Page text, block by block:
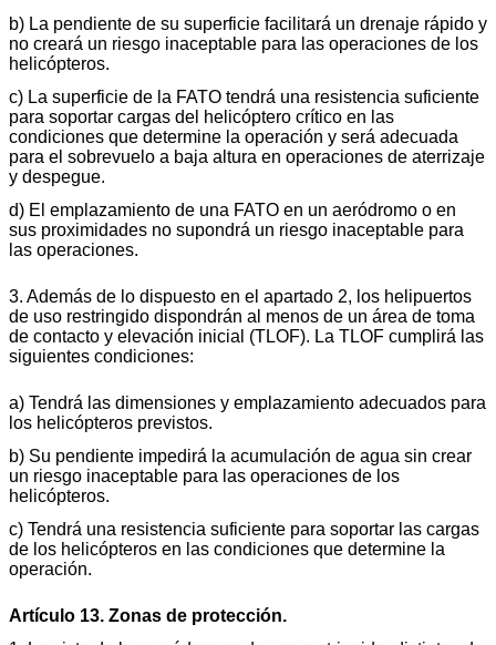
b) La pendiente de su superficie facilitará un drenaje rápido y
no creará un riesgo inaceptable para las operaciones de los
helicópteros.
c) La superficie de la FATO tendrá una resistencia suficiente
para soportar cargas del helicóptero crítico en las
condiciones que determine la operación y será adecuada
para el sobrevuelo a baja altura en operaciones de aterrizaje
y despegue.
d) El emplazamiento de una FATO en un aeródromo o en
sus proximidades no supondrá un riesgo inaceptable para
las operaciones.
3. Además de lo dispuesto en el apartado 2, los helipuertos
de uso restringido dispondrán al menos de un área de toma
de contacto y elevación inicial (TLOF). La TLOF cumplirá las
siguientes condiciones:
a) Tendrá las dimensiones y emplazamiento adecuados para
los helicópteros previstos.
b) Su pendiente impedirá la acumulación de agua sin crear
un riesgo inaceptable para las operaciones de los
helicópteros.
c) Tendrá una resistencia suficiente para soportar las cargas
de los helicópteros en las condiciones que determine la
operación.
Artículo 13. Zonas de protección.